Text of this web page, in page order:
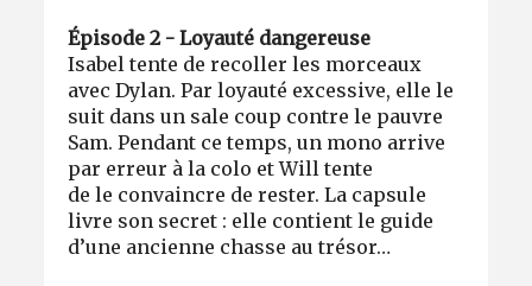
Épisode 2 - Loyauté dangereuse
Isabel tente de recoller les morceaux
avec Dylan. Par loyauté excessive, elle le
suit dans un sale coup contre le pauvre
Sam. Pendant ce temps, un mono arrive
par erreur à la colo et Will tente
de le convaincre de rester. La capsule
livre son secret : elle contient le guide
d’une ancienne chasse au trésor…